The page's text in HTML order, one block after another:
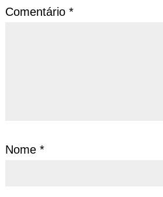
Comentário *
Nome *